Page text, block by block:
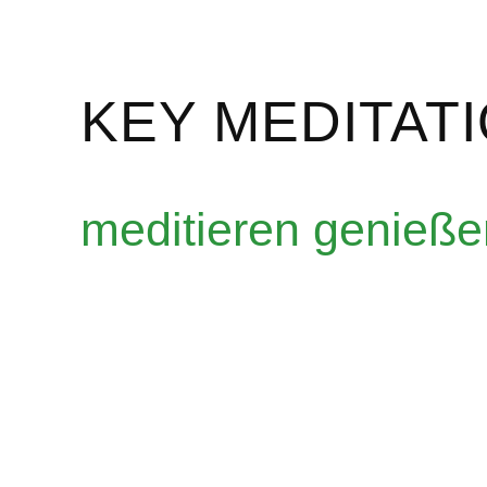
KEY
meditieren